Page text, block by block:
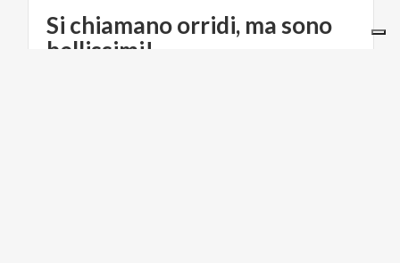
Si chiamano orridi, ma sono
bellissimi!